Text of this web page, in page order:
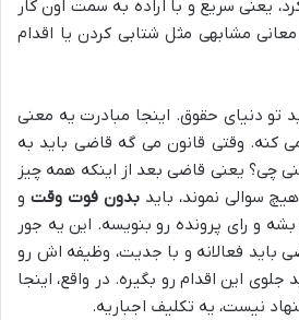
یعنی سریع و با اراده به سمت اون کار
مشابهی مثل شتابی کردن یا اقدام
تو دنیای حقوق. اینجا مبادرت یه معنی
کنه. وقتی قانون می گه قاضی باید به
چی؟ یعنی قاضی بعد از اینکه همه چیز
سوالی نموند، بایدبدون فوت وقت و
و رای پرونده رو بنویسه. این یه جور
باید فعالانه و با جدیت، وظیفه اش رو
جلوی این اقدام رو بگیره. در واقع، اینجا
نیست، یه تکلیف اجباریه.